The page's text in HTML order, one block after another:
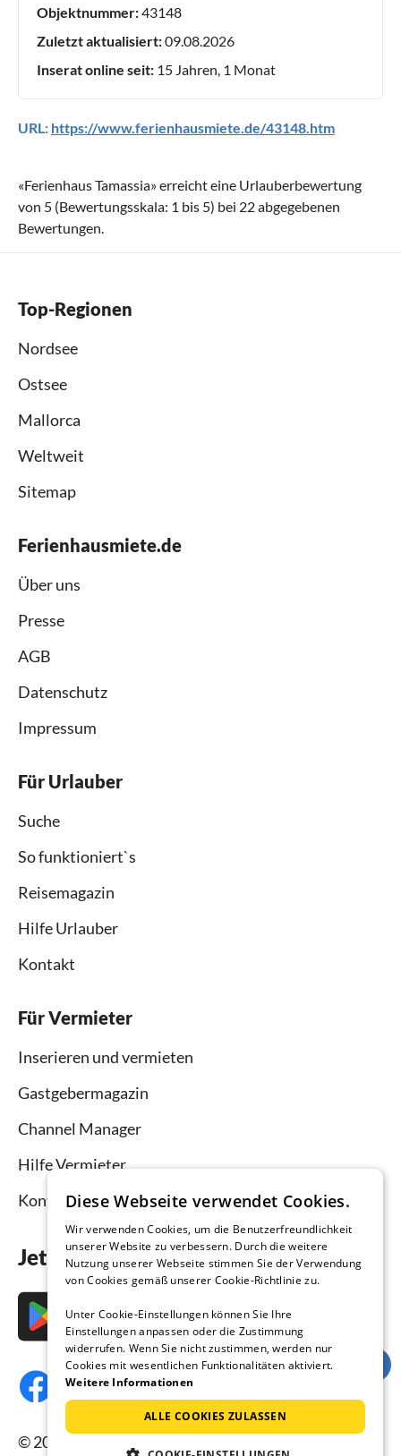
Objektnummer:43148
Zuletzt aktualisiert:09.08.2026
Inserat online seit: 15 Jahren, 1 Monat
URL: https://www.ferienhausmiete.de/43148.htm
«Ferienhaus Tamassia» erreicht eine Urlauberbewertung
von 5 (Bewertungsskala: 1 bis 5) bei 22abgegebenen
Bewertungen.
Top-Regionen
Nordsee
Ostsee
Mallorca
Weltweit
Sitemap
Ferienhausmiete.de
Über uns
Presse
AGB
Datenschutz
Impressum
Für Urlauber
Suche
So funktioniert`s
Reisemagazin
Hilfe Urlauber
Kontakt
Für Vermieter
Inserieren und vermieten
Gastgebermagazin
Channel Manager
Hilfe Vermieter
Kontakt
Jetzt die App downloaden
© 2026 Ferienhausmiete.de, alle Rechte
Diese Webseite verwendet Cookies.
Wir verwenden Cookies, um die Benutzerfreundlichkeit
unserer Website zu verbessern. Durch die weitere
Nutzung unserer Webseite stimmen Sie der Verwendung
von Cookies gemäß unserer Cookie-Richtlinie zu.
Unter Cookie-Einstellungen können Sie Ihre
Einstellungen anpassen oder die Zustimmung
widerrufen. Wenn Sie nicht zustimmen, werden nur
Cookies mit wesentlichen Funktionalitäten aktiviert.
Weitere Informationen
ALLE COOKIES ZULASSEN